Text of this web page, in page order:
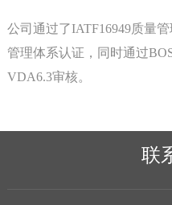
公司通过了IATF16949质量
管理体系认证，同时通过
VDA6.3审核。
联